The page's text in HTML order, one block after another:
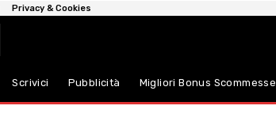
Privacy & Cookies
Scrivici Pubblicità Migliori Bonus Scommesse